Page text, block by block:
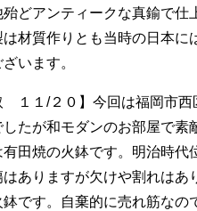
どアンティークな真鍮で仕
材質作りとも当時の日本に
います。
１１/２０】今回は福岡市西
たが和モダンのお部屋で素
田焼の火鉢です。明治時代
ありますが欠けや割れは
です。自棄的に売れ筋なの